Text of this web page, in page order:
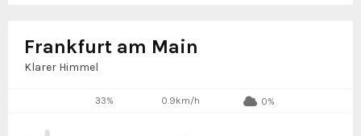
Frankfurt am Main
Klarer Himmel
33% 0.9km/h 0%